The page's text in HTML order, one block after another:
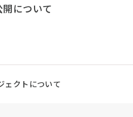
について
ェクトについて